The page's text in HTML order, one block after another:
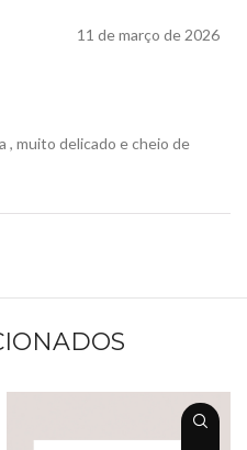
11 de março de 2026
, muito delicado e cheio de